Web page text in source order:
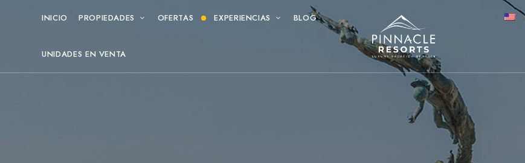
INICIO PROPIEDADES OFERTAS EXPERIENCIAS BLOG
UNIDADES EN VENTA